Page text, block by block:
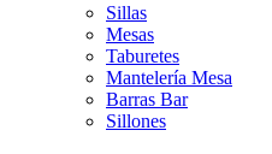
Sillas
Mesas
Taburetes
Mantelería Mesa
Barras Bar
Sillones